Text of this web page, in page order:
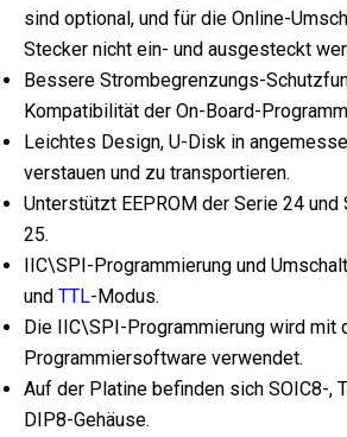
sind optional, und für die Online-
Stecker nicht ein- und ausgesteckt
Bessere Strombegrenzungs-
Kompatibilität der On-Board-
Leichtes Design, U-Disk in
verstauen und zu transportieren.
Unterstützt EEPROM der Serie 24 und
25.
IIC\SPI-Programmierung und
und TTL-Modus.
Die IIC\SPI-Programmierung wird mit
Programmiersoftware verwendet.
Auf der Platine befinden sich SOIC8-,
DIP8-Gehäuse.